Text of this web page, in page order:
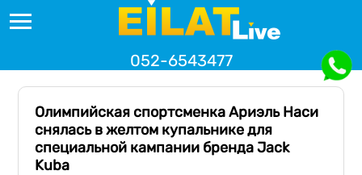
052-6543477
Олимпийская спортсменка Ариэль Наси
снялась в желтом купальнике для
специальной кампании бренда Jack
Kuba